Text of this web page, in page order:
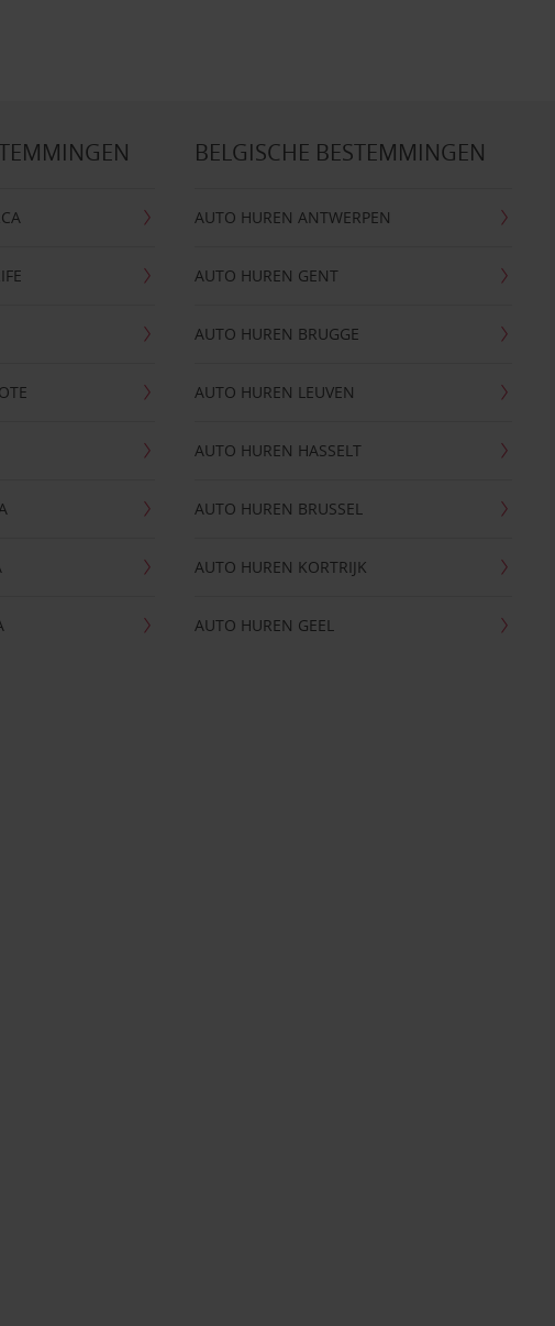
BELGISCHE BESTEMMINGEN
AUTO HUREN ANTWERPEN
AUTO HUREN GENT
AUTO HUREN BRUGGE
AUTO HUREN LEUVEN
AUTO HUREN HASSELT
AUTO HUREN BRUSSEL
AUTO HUREN KORTRIJK
AUTO HUREN GEEL